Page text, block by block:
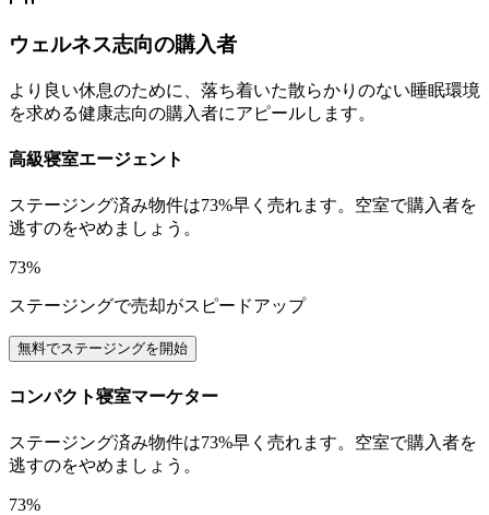
ウェルネス志向の購入者
より良い休息のために、落ち着いた散らかりのない睡眠環境
を求める健康志向の購入者にアピールします。
高級寝室エージェント
ステージング済み物件は73%早く売れます。空室で購入者を
逃すのをやめましょう。
73%
ステージングで売却がスピードアップ
無料でステージングを開始
コンパクト寝室マーケター
ステージング済み物件は73%早く売れます。空室で購入者を
逃すのをやめましょう。
73%